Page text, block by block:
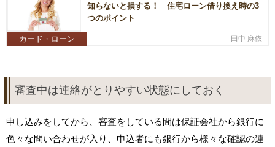
知らないと損する！ 住宅ローン借り換え時の3
つのポイント
カード・ローン 田中 麻依
審査中は連絡がとりやすい状態にしておく
申し込みをしてから、審査をしている間は保証会社から銀行に
色々な問い合わせが入り、申込者にも銀行から様々な確認の連